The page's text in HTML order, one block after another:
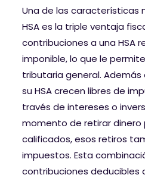
Una de las características
HSA es la triple ventaja
contribuciones a una HSA
imponible, lo que le
tributaria general.
su HSA crecen libres de
través de intereses o
momento de retirar
calificados, esos retiros
impuestos. Esta
contribuciones deducibles